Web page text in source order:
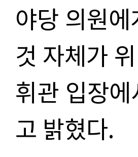
야당 의원
것 자체가
휘관 입장
고 밝혔다.